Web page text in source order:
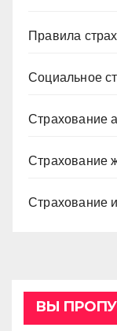
Правила
Социальное
Страхование
Страхование
Страхование
ВЫ